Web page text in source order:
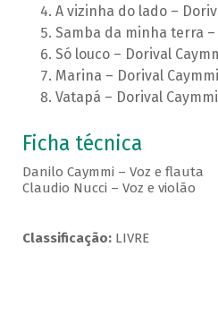
A vizinha do lado –
Samba da minha terra –
Só louco – Dorival
Marina – Dorival Caymmi
Vatapá – Dorival Caymmi
Ficha técnica
Danilo Caymmi – Voz e flauta
Claudio Nucci – Voz e violão
Classificação:LIVRE